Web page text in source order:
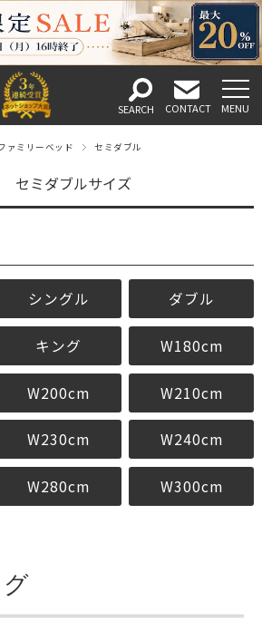
ァミリーベッド セミダブル
セミダブルサイズ
シングル ダブル
キング W180cm
W200cm W210cm
W230cm W240cm
W280cm W300cm